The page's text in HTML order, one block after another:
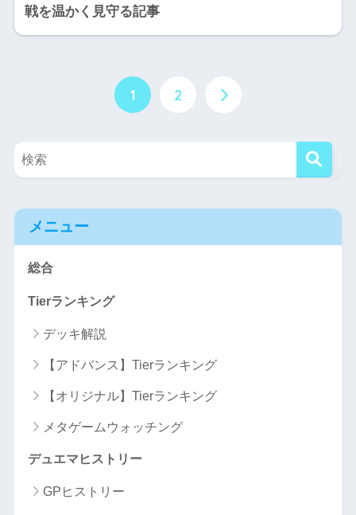
戦を温かく見守る記事
1 2
メニュー
総合
Tierランキング
デッキ解説
【アドバンス】Tierランキング
【オリジナル】Tierランキング
メタゲームウォッチング
デュエマヒストリー
GPヒストリー